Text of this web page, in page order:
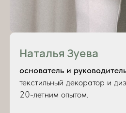
Наталья Зуева
основатель и
текстильный декоратор и
20-летним опытом.